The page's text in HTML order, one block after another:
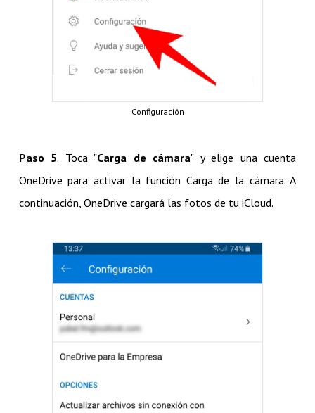
Configuración
Paso 5. Toca "Carga de cámara" y elige una cuenta
OneDrive para activar la función Carga de la cámara. A
continuación, OneDrive cargará las fotos de tu iCloud.